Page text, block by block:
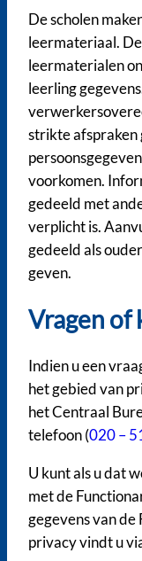
De scholen
leermateriaal.
leermaterialen
leerling
strikte afspraken
voorkomen.
gedeeld met
verplicht is.
gedeeld als
geven.
Vragen of
Indien u een
het gebied van
het Centraal
telefoon (020 –
U kunt als u dat
met de
gegevens van
privacy vindt u